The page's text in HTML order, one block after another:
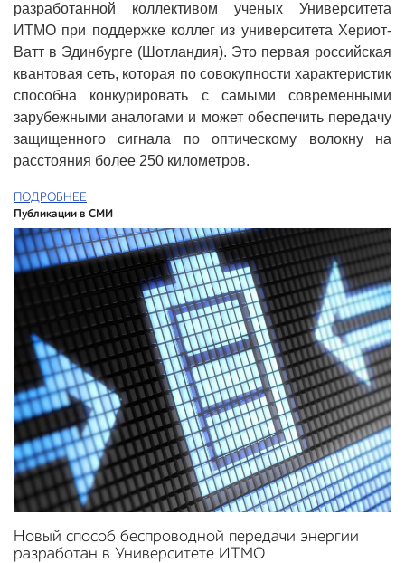
разработанной коллективом ученых Университета
ИТМО при поддержке коллег из университета Хериот-
Ватт в Эдинбурге (Шотландия). Это первая российская
квантовая сеть, которая по совокупности характеристик
способна конкурировать с самыми современными
зарубежными аналогами и может обеспечить передачу
защищенного сигнала по оптическому волокну на
расстояния более 250 километров.
ПОДРОБНЕЕ
Публикации в СМИ
Новый способ беспроводной передачи энергии
разработан в Университете ИТМО